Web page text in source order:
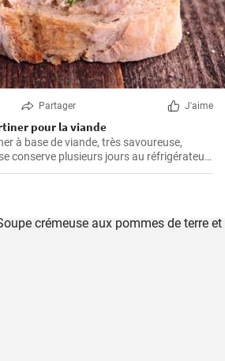
Partager J'aime
pour la viande
à base de viande, très savoureuse,
conserve plusieurs jours au réfrigérateur.
du pain frais ou de la baguette maison.